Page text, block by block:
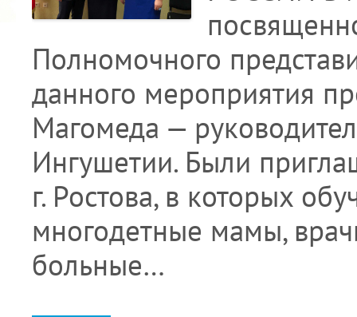
Полномочного
данного мероприятия
Магомеда —
Ингушетии. Были
г. Ростова, в которых
многодетные мамы,
больные…